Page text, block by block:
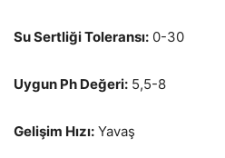
Su Sertliği Toleransı: 0-30
Uygun Ph Değeri: 5,5-8
Gelişim Hızı: Yavaş